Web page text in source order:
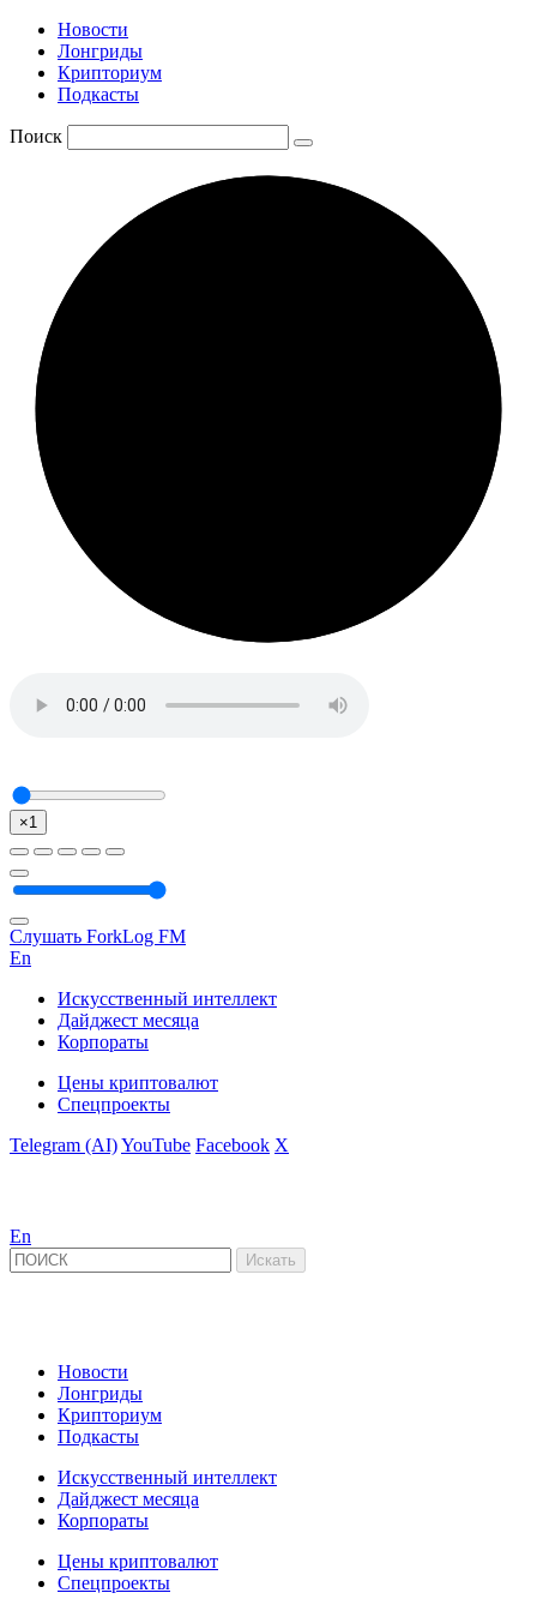
Новости
Лонгриды
Крипториум
Подкасты
Поиск
×1
Слушать ForkLog FM
En
Искусственный интеллект
Дайджест месяца
Корпораты
Цены криптовалют
Спецпроекты
Telegram (AI)YouTube Facebook X
En
Новости
Лонгриды
Крипториум
Подкасты
Искусственный интеллект
Дайджест месяца
Корпораты
Цены криптовалют
Спецпроекты